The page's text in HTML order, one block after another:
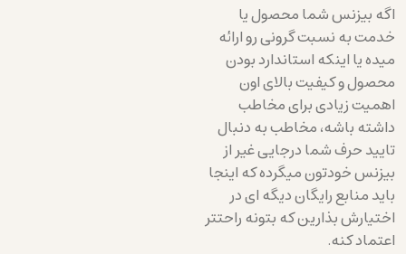
اگه بیزنس شما محصول یا
خدمت به نسبت گرونی رو ارائه
میده یا اینکه استاندارد بودن
محصول و کیفیت بالای اون
اهمیت زیادی برای مخاطب
داشته باشه، مخاطب به دنبال
تایید حرف شما درجایی غیر از
بیزنس خودتون میگرده که اینجا
باید منابع رایگان دیگه ای در
اختیارش بذارین که بتونه راحتتر
اعتماد کنه.